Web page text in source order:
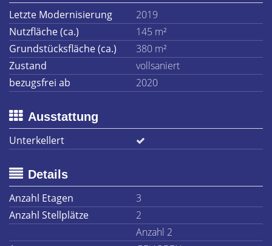
Letzte Modernisierung
2019
Nutzfläche (ca.)
145 m²
Grundstücksfläche (ca.)
380 m²
Zustand
vollsaniert
bezugsfrei ab
2020
Ausstattung
Unterkellert
Details
Anzahl Etagen
3
Anzahl Stellplätze
2
Anzahl 2